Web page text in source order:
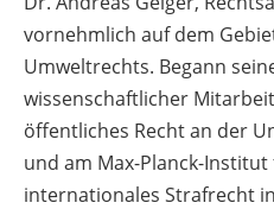
vornehmlich auf dem
Umweltrechts. Begann
wissenschaftlicher
öffentliches Recht an der
und am Max-Planck-
internationales Strafrecht